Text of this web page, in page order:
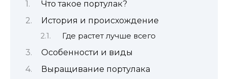
Что такое портулак?
История и происхождение
Где растет лучше всего
Особенности и виды
Выращивание портулака